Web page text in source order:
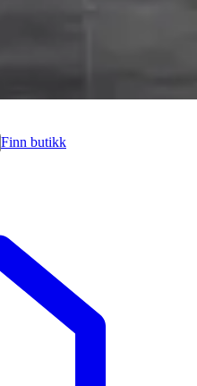
Finn butikk